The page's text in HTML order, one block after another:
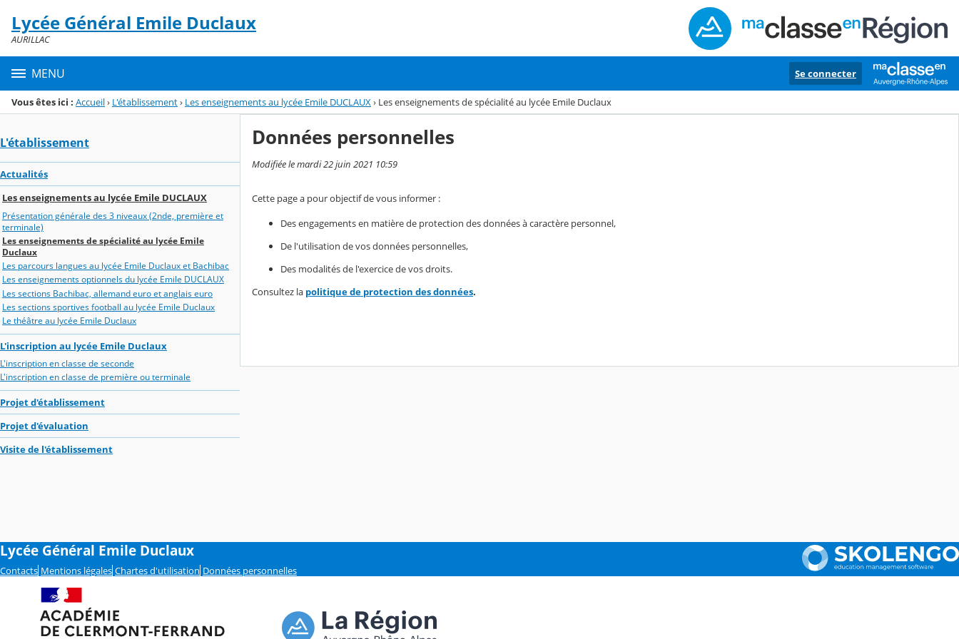
Menu de la rubrique
Contenu
Lycée Général Emile Duclaux
AURILLAC
MENU Se connecter
Vous êtes ici : Accueil› L'établissement› Les enseignements au lycée Emile DUCLAUX› Les enseignements de spécialité au lycée Emile Duclaux
L'établissement
Actualités
Les enseignements au lycée Emile DUCLAUX
Présentation générale des 3 niveaux (2nde, première et
terminale)
Les enseignements de spécialité au lycée Emile
Duclaux
Les parcours langues au lycée Emile Duclaux et Bachibac
Les enseignements optionnels du lycée Emile DUCLAUX
Les sections Bachibac, allemand euro et anglais euro
Les sections sportives football au lycée Emile Duclaux
Le théâtre au lycée Emile Duclaux
L'inscription au lycée Emile Duclaux
L'inscription en classe de seconde
L'inscription en classe de première ou terminale
Projet d'établissement
Projet d'évaluation
Visite de l'établissement
Données personnelles
Modifiée le mardi 22 juin 2021 10:59
Cette page a pour objectif de vous informer :
Des engagements en matière de protection des données à caractère personnel,
De l'utilisation de vos données personnelles,
Des modalités de l'exercice de vos droits.
Consultez la politique de protection des données.
Lycée Général Emile Duclaux
Contacts Mentions légales Chartes d'utilisation Données personnelles